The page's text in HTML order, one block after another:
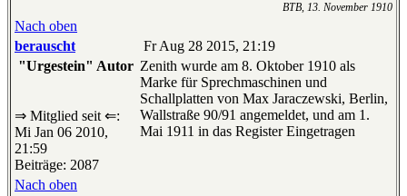
BTB, 13. November 1910
Nach oben
berauscht
Fr Aug 28 2015, 21:19
"Urgestein" Autor
⇒ Mitglied seit ⇐:
Mi Jan 06 2010,
21:59
Beiträge: 2087
Zenith wurde am 8. Oktober 1910 als
Marke für Sprechmaschinen und
Schallplatten von Max Jaraczewski, Berlin,
Wallstraße 90/91 angemeldet, und am 1.
Mai 1911 in das Register Eingetragen
Nach oben